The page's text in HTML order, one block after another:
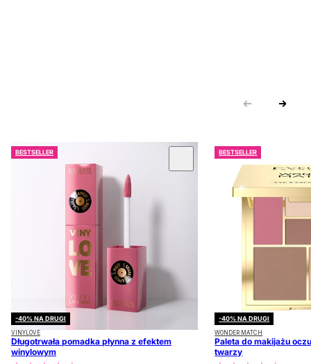
BESTSELLER
-40% NA DRUGI
VINYLOVE
Długotrwała pomadka płynna z efektem
winylowym
BESTSELLER
-40% NA DRUGI
WONDER MATCH
Paleta do makijażu
twarzy